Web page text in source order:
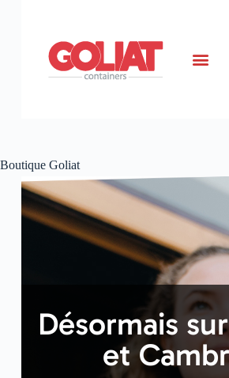
Boutique Goliat
Désormais
et